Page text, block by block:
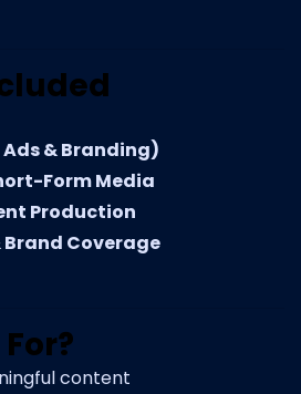
& Branding)
Form Media
Production
Coverage
content